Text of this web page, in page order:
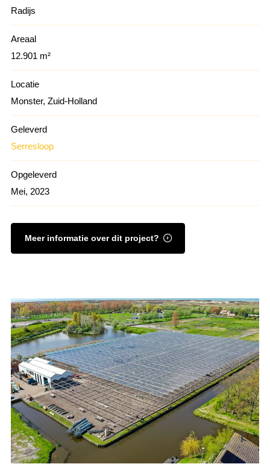
Radijs
Areaal
12.901 m²
Locatie
Monster, Zuid-Holland
Geleverd
Serresloop
Opgeleverd
Mei, 2023
Meer informatie over dit project?